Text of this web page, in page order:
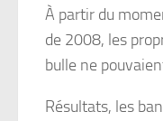
À partir du
de 2008, les
bulle ne
Résultats, les